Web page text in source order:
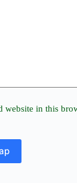
website in this